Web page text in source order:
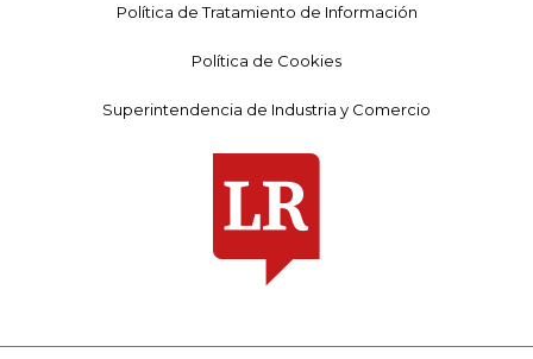
Política de Tratamiento de Información
Política de Cookies
Superintendencia de Industria y Comercio